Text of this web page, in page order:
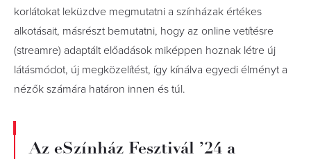
korlátokat leküzdve megmutatni a színházak értékes
alkotásait, másrészt bemutatni, hogy az online vetítésre
(streamre) adaptált előadások miképpen hoznak létre új
látásmódot, új megközelítést, így kínálva egyedi élményt a
nézők számára határon innen és túl.
Az eSzínház Fesztivál ’24 a